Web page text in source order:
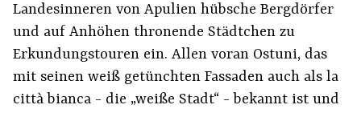
Landesinneren von Apulien hübsche Bergdörfer
und auf Anhöhen thronende Städtchen zu
Erkundungstouren ein. Allen voran Ostuni, das
mit seinen weiß getünchten Fassaden auch als la
città bianca - die „weiße Stadt“ - bekannt ist und